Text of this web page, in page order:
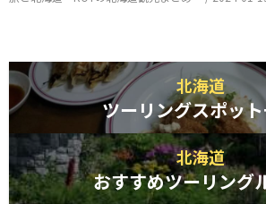
北海道
ツーリングスポッ
北海道
おすすめツーリング